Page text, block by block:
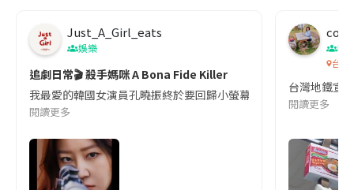
Just_A_Girl_eats
娛樂
追劇日常🎬 殺手媽咪 A Bona Fide Killer
我最愛的韓國女演員孔曉振終於要回歸小螢幕啦!這次的劇本改編
閱讀更多
co
吹
台灣
台灣地鐵宣
閱讀更多